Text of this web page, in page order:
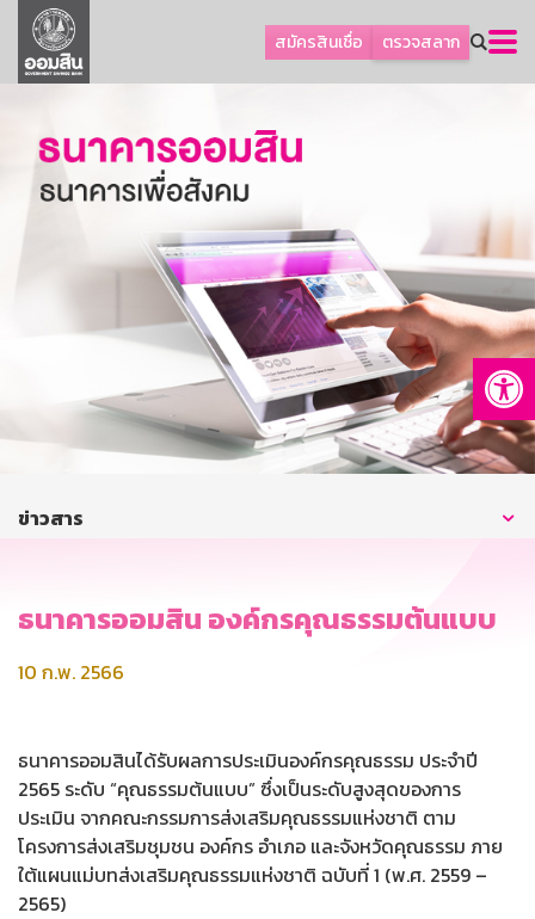
สมัครสินเชื่อ ตรวจสลาก
ลูกค้าธุรกิจ
ลูกค้าผู้ประกอบรายย่อย
ออมเพื่อสุข
เกี่ยวกับธนาคาร
การพัฒนาที่ยั่งยืน
บริการทางการเงิน
ติดต่อเรา
บริการออนไลน์
ข่าวสาร
ธนาคารออมสิน องค์กรคุณธรรมต้นแบบ
10 ก.พ. 2566
ธนาคารออมสินได้รับผลการประเมินองค์กรคุณธรรม ประจำปี
2565 ระดับ “คุณธรรมต้นแบบ” ซึ่งเป็นระดับสูงสุดของการ
ประเมิน จากคณะกรรมการส่งเสริมคุณธรรมแห่งชาติ ตาม
โครงการส่งเสริมชุมชน องค์กร อำเภอ และจังหวัดคุณธรรม ภาย
ใต้แผนแม่บทส่งเสริมคุณธรรมแห่งชาติ ฉบับที่ 1 (พ.ศ. 2559 –
2565)